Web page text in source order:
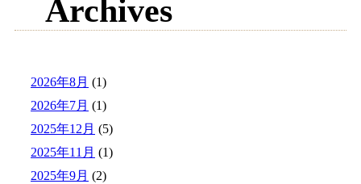
Archives
2026年8月 (1)
2026年7月 (1)
2025年12月 (5)
2025年11月 (1)
2025年9月 (2)